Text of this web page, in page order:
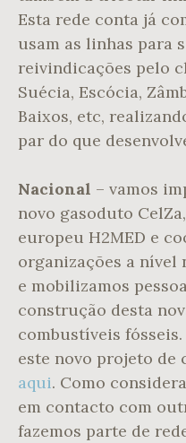
Esta rede conta já
usam as linhas para
reivindicações pelo
Suécia, Escócia,
Baixos, etc,
par do que
Nacional – vamos
novo gasoduto
europeu H2MED e
organizações a nível
e mobilizamos
construção desta
combustíveis
este novo projeto de
aqui. Como
em contacto com
fazemos parte de